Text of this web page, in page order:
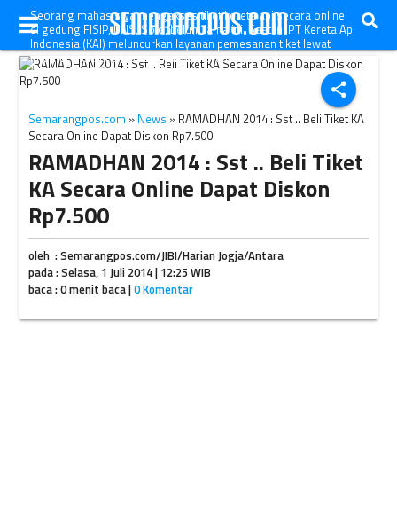
share
Seorang mahasiswa mengakses tiket kereta api secara online
di gedung FISIP, UNS, Solo, belum lama ini. Saat ini PT Kereta Api
Indonesia (KAI) meluncurkan layanan pemesanan tiket lewat
internet melalui situs resmi www.kereta-api.co.id.
(JIBI/SOLOPOS/Daniel Ari Purnomo)
Semarangpos.com » News » RAMADHAN 2014 : Sst .. Beli Tiket KA
Secara Online Dapat Diskon Rp7.500
RAMADHAN 2014 : Sst .. Beli Tiket
KA Secara Online Dapat Diskon
Rp7.500
oleh : Semarangpos.com/JIBI/Harian Jogja/Antara
pada : Selasa, 1 Juli 2014 | 12:25 WIB
baca : 0 menit baca |0 Komentar